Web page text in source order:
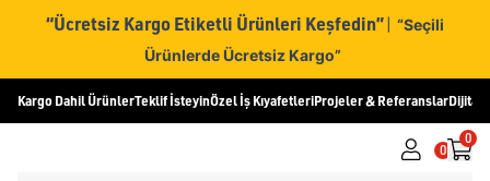
“Ücretsiz Kargo Etiketli Ürünleri Keşfedin” | “Seçili
Ürünlerde Ücretsiz Kargo”
Kargo Dahil ÜrünlerTeklif İsteyinÖzel İş KıyafetleriProjeler & ReferanslarDijital
0
0